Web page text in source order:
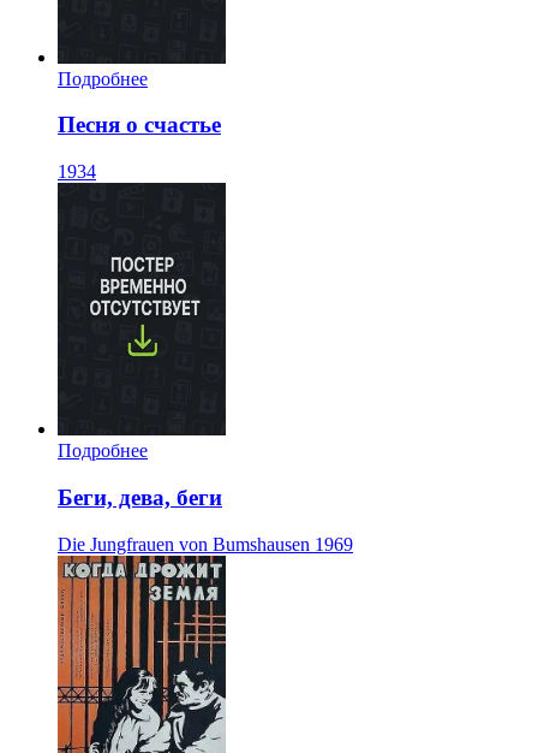
Подробнее
Песня о счастье
1934
Подробнее
Беги, дева, беги
Die Jungfrauen von Bumshausen 1969